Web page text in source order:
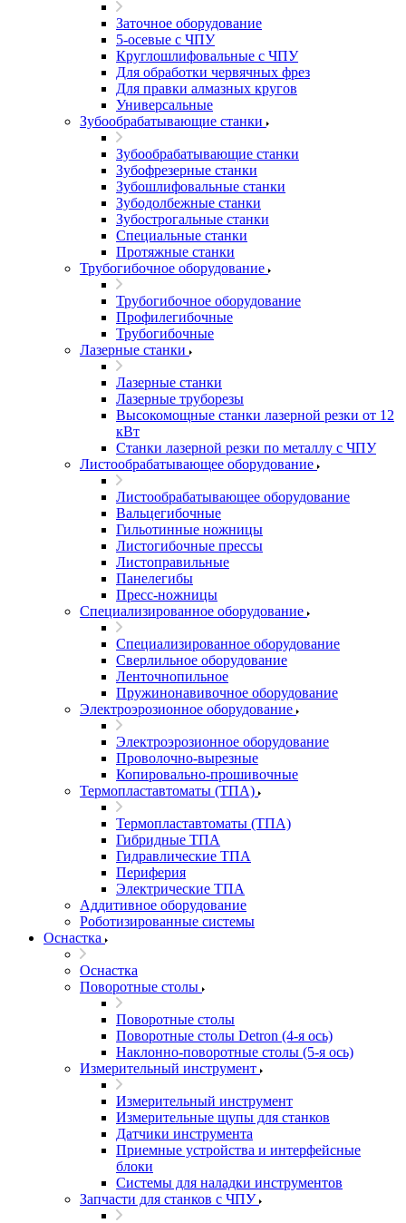
Заточное оборудование
5-осевые с ЧПУ
Круглошлифовальные с ЧПУ
Для обработки червячных фрез
Для правки алмазных кругов
Универсальные
Зубообрабатывающие станки
Зубообрабатывающие станки
Зубофрезерные станки
Зубошлифовальные станки
Зубодолбежные станки
Зубострогальные станки
Специальные станки
Протяжные станки
Трубогибочное оборудование
Трубогибочное оборудование
Профилегибочные
Трубогибочные
Лазерные станки
Лазерные станки
Лазерные труборезы
Высокомощные станки лазерной резки от 12
кВт
Станки лазерной резки по металлу с ЧПУ
Листообрабатывающее оборудование
Листообрабатывающее оборудование
Вальцегибочные
Гильотинные ножницы
Листогибочные прессы
Листоправильные
Панелегибы
Пресс-ножницы
Специализированное оборудование
Специализированное оборудование
Сверлильное оборудование
Ленточнопильное
Пружинонавивочное оборудование
Электроэрозионное оборудование
Электроэрозионное оборудование
Проволочно-вырезные
Копировально-прошивочные
Термопластавтоматы (ТПА)
Термопластавтоматы (ТПА)
Гибридные ТПА
Гидравлические ТПА
Периферия
Электрические ТПА
Аддитивное оборудование
Роботизированные системы
Оснастка
Оснастка
Поворотные столы
Поворотные столы
Поворотные столы Detron (4-я ось)
Наклонно-поворотные столы (5-я ось)
Измерительный инструмент
Измерительный инструмент
Измерительные щупы для станков
Датчики инструмента
Приемные устройства и интерфейсные
блоки
Системы для наладки инструментов
Запчасти для станков с ЧПУ